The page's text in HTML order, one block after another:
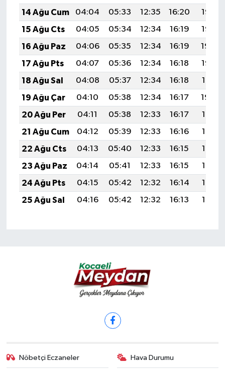
14 Ağu Cum
04:04 05:33 12:35 16:20
19:26
15 Ağu Cts
04:05 05:34 12:34 16:19
19:25
16 Ağu Paz
04:06 05:35 12:34 16:19
19:24
17 Ağu Pts
04:07 05:36 12:34 16:18
19:22
18 Ağu Sal
04:08 05:37 12:34 16:18
19:21
19 Ağu Çar
04:10 05:38 12:34 16:17
19:20
20 Ağu Per
04:11 05:38 12:33 16:17
19:18
21 Ağu Cum
04:12 05:39 12:33 16:16
19:17
22 Ağu Cts
04:13 05:40 12:33 16:15
19:16
23 Ağu Paz
04:14 05:41 12:33 16:15
19:14
24 Ağu Pts
04:15 05:42 12:32 16:14
19:13
25 Ağu Sal
04:16 05:42 12:32 16:13 19:12
Nöbetçi Eczaneler Hava Durumu